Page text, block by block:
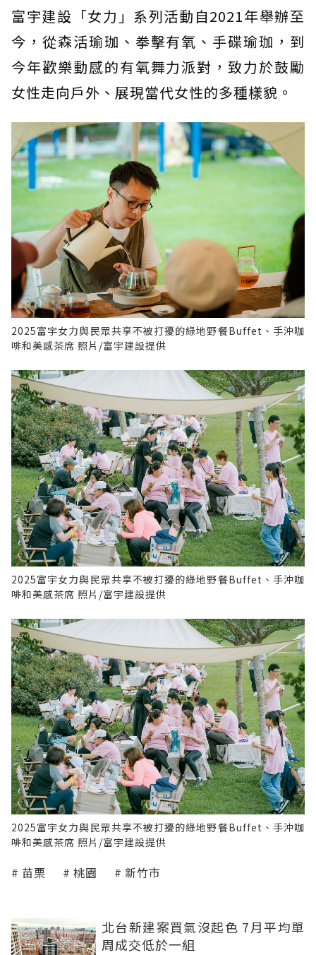
富宇建設「女力」系列活動自2021年舉辦至
今，從森活瑜珈、拳擊有氧、手碟瑜珈，到
今年歡樂動感的有氧舞力派對，致力於鼓勵
女性走向戶外、展現當代女性的多種樣貌。
2025富宇女力與民眾共享不被打擾的綠地野餐Buffet、手沖咖
啡和美感茶席 照片/富宇建設提供
2025富宇女力與民眾共享不被打擾的綠地野餐Buffet、手沖咖
啡和美感茶席 照片/富宇建設提供
2025富宇女力與民眾共享不被打擾的綠地野餐Buffet、手沖咖
啡和美感茶席 照片/富宇建設提供
苗栗 桃園 新竹市
北台新建案買氣沒起色 7月平均單
周成交低於一組